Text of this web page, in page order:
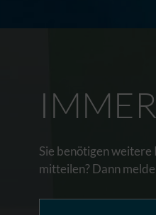
Sie benötigen
mitteilen? Dann